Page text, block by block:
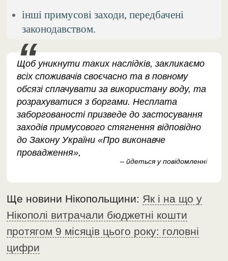
інші примусові заходи, передбачені
законодавством.
Щоб уникнути таких наслідків, закликаємо
всіх споживачів своєчасно та в повному
обсязі сплачувати за використану воду, та
розрахуватися з боргами. Несплата
заборгованості призведе до застосування
заходів примусового стягнення відповідно
до Закону України «Про виконавче
провадження»,
– йдеться у повідомленні
Ще новини Нікопольщини: Як і на що у
Нікополі витрачали бюджетні кошти
протягом 9 місяців цього року: головні
цифри